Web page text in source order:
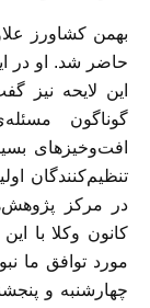
بهمن کشاورز
حاضر شد. او در
گوناگون
افت‌و‌خیزهای
تنظیم‌کنندگان
در مرکز
کانون وکلا با
مورد توافق ما
چهارشنبه و